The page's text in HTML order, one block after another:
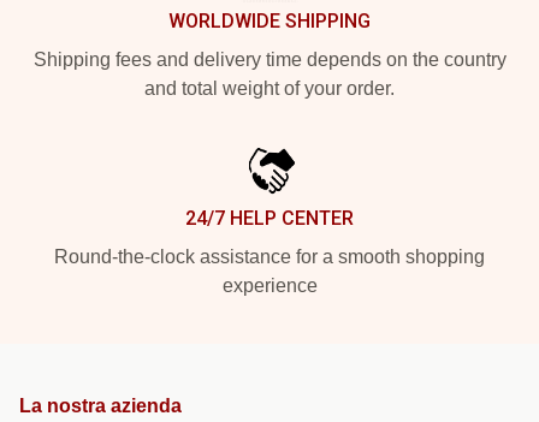
WORLDWIDE SHIPPING
Shipping fees and delivery time depends on the country
and total weight of your order.
24/7 HELP CENTER
Round-the-clock assistance for a smooth shopping
experience
La nostra azienda